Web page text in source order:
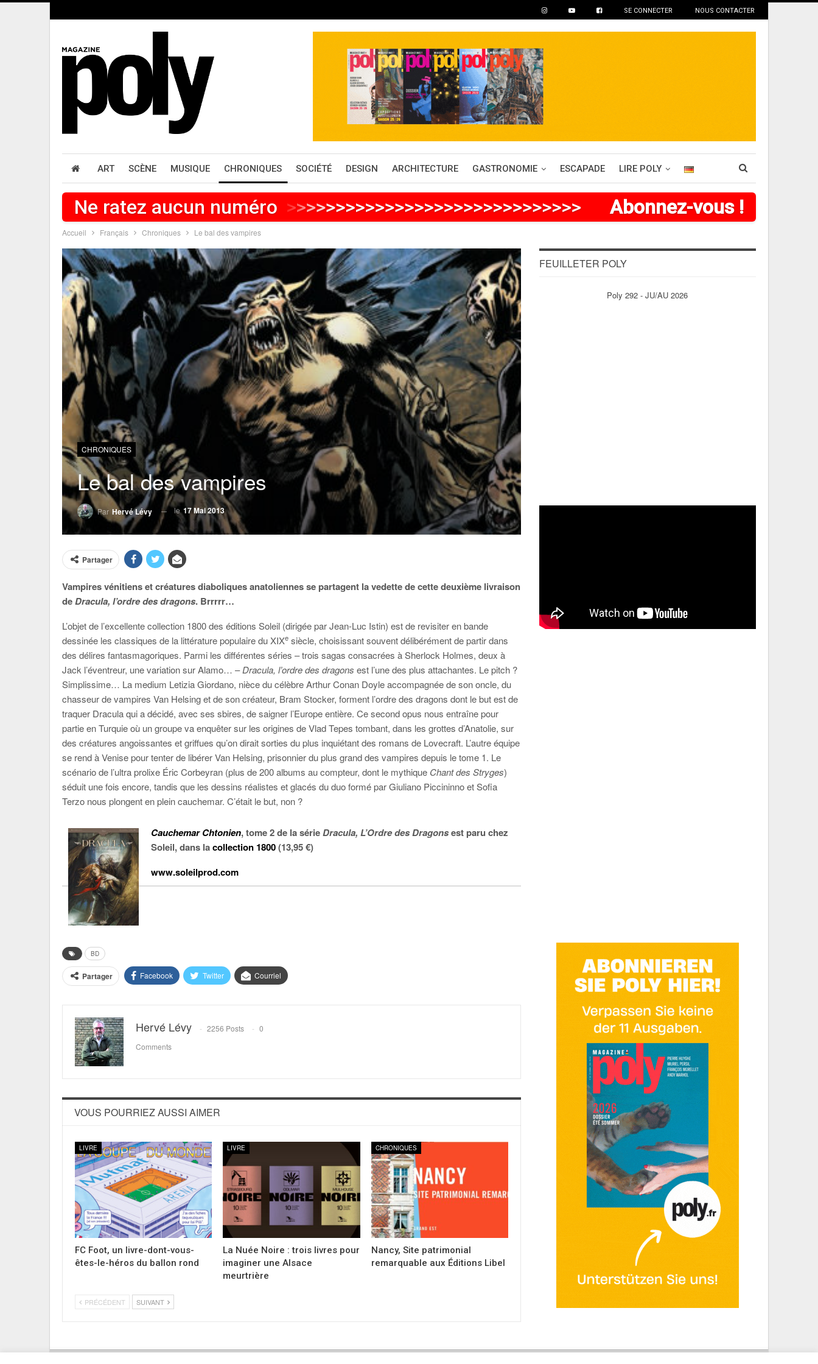
SE CONNECTER NOUS CONTACTER
ART SCÈNE MUSIQUE CHRONIQUES SOCIÉTÉ DESIGN ARCHITECTURE GASTRONOMIE ESCAPADE LIRE POLY
Ne ratez aucun numéro
> >>> >>>>>>>>>>>>>>>>>>>>>>>>>> Abonnez-vous !
Accueil Français Chroniques Le bal des vampires
CHRONIQUES
Le bal des vampires
Par Hervé Lévy le 17 Mai 2013
Partager
Vampires vénitiens et créatures diaboliques anatoliennes se partagent la vedette de cette deuxième livraison
deDracula, l’ordre des dragons. Brrrrr…
L’objet de l’excellente collection 1800 des éditions Soleil (dirigée par Jean-Luc Istin) est de revisiter en bande
dessinée les classiques de la littérature populaire du XIXe siècle, choisissant souvent délibérément de partir dans
des délires fantasmagoriques. Parmi les différentes séries – trois sagas consacrées à Sherlock Holmes, deux à
Jack l’éventreur, une variation sur Alamo… –Dracula, l’ordre des dragons est l’une des plus attachantes. Le pitch ?
Simplissime… La medium Letizia Giordano, nièce du célèbre Arthur Conan Doyle accompagnée de son oncle, du
chasseur de vampires Van Helsing et de son créateur, Bram Stocker, forment l’ordre des dragons dont le but est de
traquer Dracula qui a décidé, avec ses sbires, de saigner l’Europe entière. Ce second opus nous entraîne pour
partie en Turquie où un groupe va enquêter sur les origines de Vlad Tepes tombant, dans les grottes d’Anatolie, sur
des créatures angoissantes et griffues qu’on dirait sorties du plus inquiétant des romans de Lovecraft. L’autre équipe
se rend à Venise pour tenter de libérer Van Helsing, prisonnier du plus grand des vampires depuis le tome 1. Le
scénario de l’ultra prolixe Éric Corbeyran (plus de 200 albums au compteur, dont le mythique Chant des Stryges)
séduit une fois encore, tandis que les dessins réalistes et glacés du duo formé par Giuliano Piccininno et Sofia
Terzo nous plongent en plein cauchemar. C’était le but, non ?
Cauchemar Chtonien, tome 2 de la sérieDracula, L’Ordre des Dragonsest paru chez
Soleil, dans lacollection 1800(13,95 €)
www.soleilprod.com
BD
Partager Facebook Twitter Courriel
Hervé Lévy 2256 Posts
0
Comments
VOUS POURRIEZ AUSSI AIMER
LIVRE
FC Foot, un livre-dont-vous-
êtes-le-héros du ballon rond
LIVRE
La Nuée Noire : trois livres pour
imaginer une Alsace
meurtrière
CHRONIQUES
Nancy, Site patrimonial
remarquable aux Éditions Libel
PRÉCÉDENT SUIVANT
FEUILLETER POLY
Poly 292 - JU/AU 2026